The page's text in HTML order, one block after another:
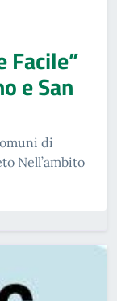
Facile”
e San
di
Nell’ambito